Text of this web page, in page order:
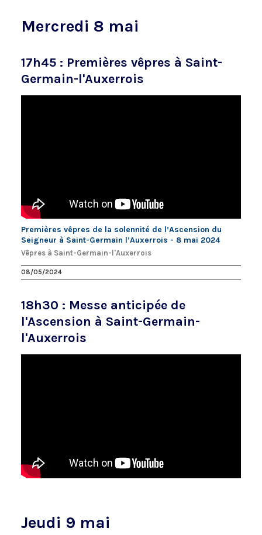
Mercredi 8 mai
17h45 : Premières vêpres à Saint-
Germain-l'Auxerrois
Premières vêpres de la solennité de l’Ascension du
Seigneur à Saint-Germain l’Auxerrois - 8 mai 2024
Vêpres à Saint-Germain-l'Auxerrois
08/05/2024
18h30 : Messe anticipée de
l'Ascension à Saint-Germain-
l'Auxerrois
Jeudi 9 mai